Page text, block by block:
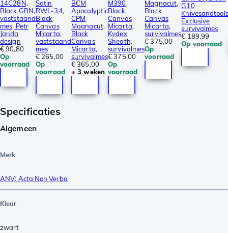
14C28N,
Black GRN,
vaststaand
mes, Petr
Janda
design
€ 90,80
Op
voorraad
Satin
RWL-34,
Black
Canvas
Micarta,
vaststaand
mes
€ 265,00
Op
voorraad
BCM
Apocalyptic
CPM
Magnacut,
Black
Canvas
Micarta,
survivalmes
€ 365,00
± 3 weken
M390,
Black
Canvas
Micarta,
Kydex
Sheath,
survivalmes
€ 375,00
Op
voorraad
Magnacut,
Black
Canvas
Micarta,
survivalmes
€ 375,00
Op
voorraad
G10
Knivesandtools
Exclusive
survivalmes
€ 189,99
Op voorraad
Specificaties
Algemeen
Merk
ANV: Acta Non Verba
Kleur
zwart